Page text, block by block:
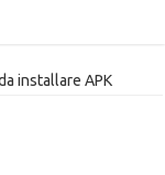
installare APK